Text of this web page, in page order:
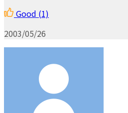
Good (1)
2003/05/26